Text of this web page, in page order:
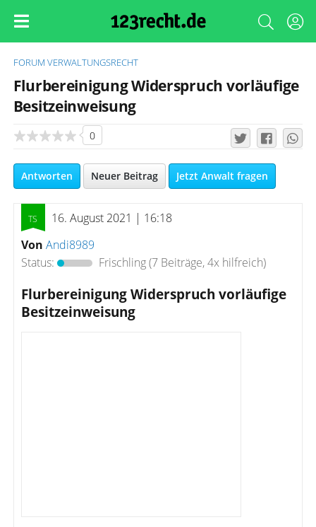
FORUM VERWALTUNGSRECHT
Flurbereinigung Widerspruch vorläufige
Besitzeinweisung
0
Antworten Neuer Beitrag Jetzt Anwalt fragen
16. August 2021 | 16:18
Von Andi8989
Status:
Frischling(7 Beiträge, 4x hilfreich)
Flurbereinigung Widerspruch vorläufige
Besitzeinweisung